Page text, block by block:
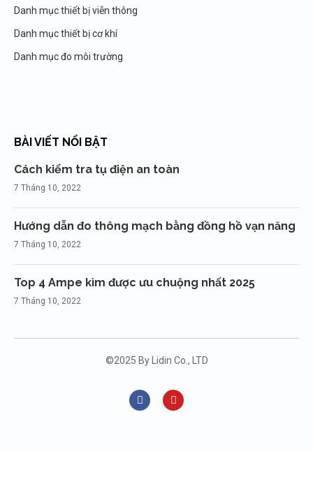
Danh mục thiết bị viễn thông
Danh mục thiết bị cơ khí
Danh mục đo môi trường
BÀI VIẾT NỔI BẬT
Cách kiểm tra tụ điện an toàn
7 Tháng 10, 2022
Hướng dẫn đo thông mạch bằng đồng hồ vạn năng
7 Tháng 10, 2022
Top 4 Ampe kìm được ưu chuộng nhất 2025
7 Tháng 10, 2022
©2025 By Lidin Co., LTD